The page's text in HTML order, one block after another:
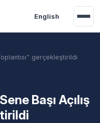
English
gerçekleştirildi
Başı Açılış